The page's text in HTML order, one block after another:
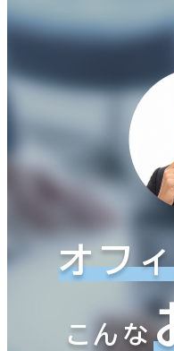
オフ
こんな